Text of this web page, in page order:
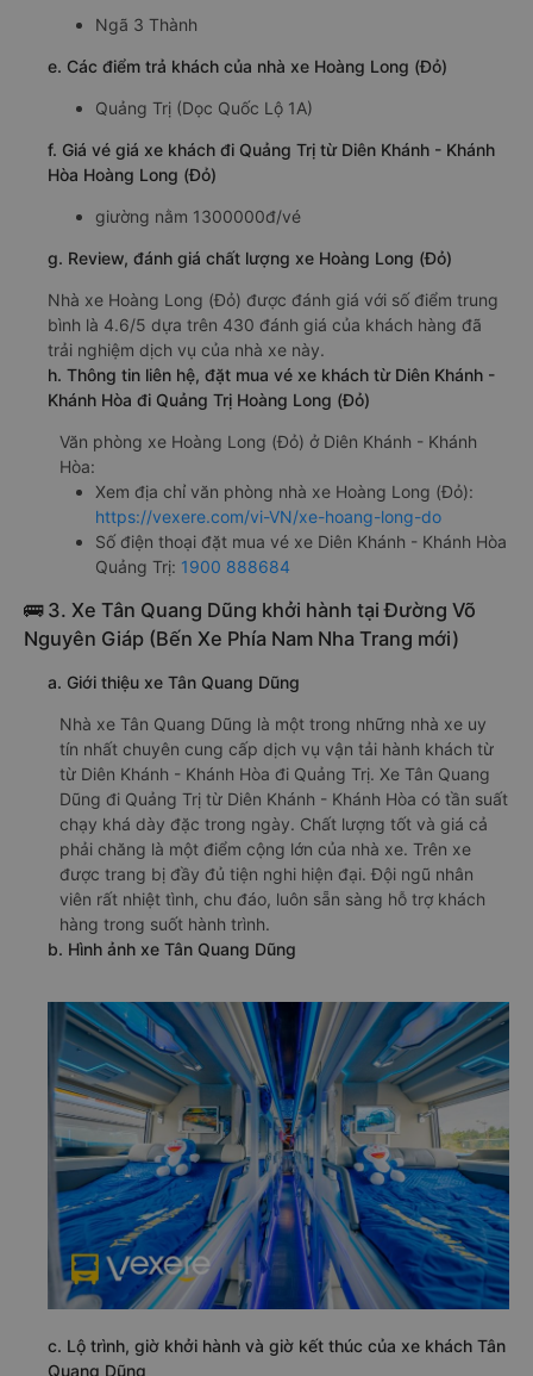
Ngã 3 Thành
e. Các điểm trả khách của nhà xe Hoàng Long (Đỏ)
Quảng Trị (Dọc Quốc Lộ 1A)
f. Giá vé giá xe khách đi Quảng Trị từ Diên Khánh - Khánh
Hòa Hoàng Long (Đỏ)
giường nằm 1300000đ/vé
g. Review, đánh giá chất lượng xe Hoàng Long (Đỏ)
Nhà xe Hoàng Long (Đỏ) được đánh giá với số điểm trung
bình là 4.6/5 dựa trên 430 đánh giá của khách hàng đã
trải nghiệm dịch vụ của nhà xe này.
h. Thông tin liên hệ, đặt mua vé xe khách từ Diên Khánh -
Khánh Hòa đi Quảng Trị Hoàng Long (Đỏ)
Văn phòng xe Hoàng Long (Đỏ) ở Diên Khánh - Khánh
Hòa:
Xem địa chỉ văn phòng nhà xe Hoàng Long (Đỏ):
https://vexere.com/vi-VN/xe-hoang-long-do
Số điện thoại đặt mua vé xe Diên Khánh - Khánh Hòa
Quảng Trị: 1900 888684
🚌 3. Xe Tân Quang Dũng khởi hành tại Đường Võ
Nguyên Giáp (Bến Xe Phía Nam Nha Trang mới)
a. Giới thiệu xe Tân Quang Dũng
Nhà xe Tân Quang Dũng là một trong những nhà xe uy
tín nhất chuyên cung cấp dịch vụ vận tải hành khách từ
từ Diên Khánh - Khánh Hòa đi Quảng Trị. Xe Tân Quang
Dũng đi Quảng Trị từ Diên Khánh - Khánh Hòa có tần suất
chạy khá dày đặc trong ngày. Chất lượng tốt và giá cả
phải chăng là một điểm cộng lớn của nhà xe. Trên xe
được trang bị đầy đủ tiện nghi hiện đại. Đội ngũ nhân
viên rất nhiệt tình, chu đáo, luôn sẵn sàng hỗ trợ khách
hàng trong suốt hành trình.
b. Hình ảnh xe Tân Quang Dũng
c. Lộ trình, giờ khởi hành và giờ kết thúc của xe khách Tân
Quang Dũng